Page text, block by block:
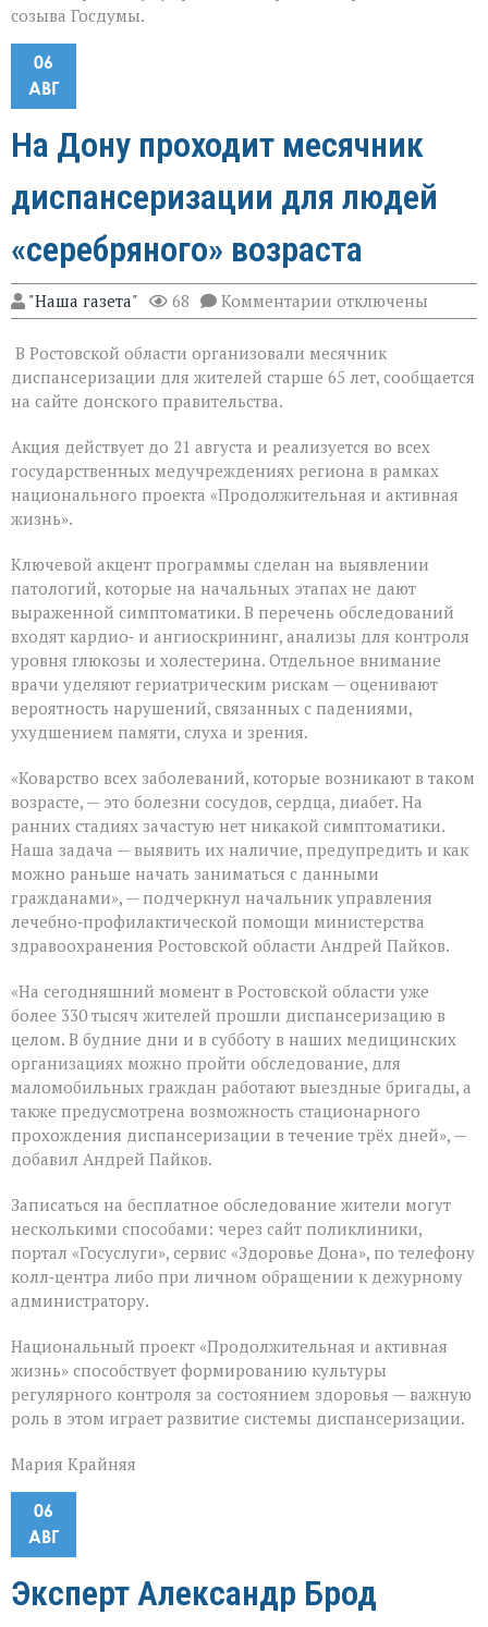
созыва Госдумы.
06
АВГ
На Дону проходит месячник
диспансеризации для людей
«серебряного» возраста
"Наша газета" 68 Комментарии к
записи
Дону
проходит
месячник
людей
«серебряного»
возраста
отключены
В Ростовской области организовали месячник
диспансеризации для жителей старше 65 лет, сообщается
на сайте донского правительства.
Акция действует до 21 августа и реализуется во всех
государственных медучреждениях региона в рамках
национального проекта «Продолжительная и активная
жизнь».
Ключевой акцент программы сделан на выявлении
патологий, которые на начальных этапах не дают
выраженной симптоматики. В перечень обследований
входят кардио‑ и ангиоскрининг, анализы для контроля
уровня глюкозы и холестерина. Отдельное внимание
врачи уделяют гериатрическим рискам — оценивают
вероятность нарушений, связанных с падениями,
ухудшением памяти, слуха и зрения.
«Коварство всех заболеваний, которые возникают в таком
возрасте, — это болезни сосудов, сердца, диабет. На
ранних стадиях зачастую нет никакой симптоматики.
Наша задача — выявить их наличие, предупредить и как
можно раньше начать заниматься с данными
гражданами», — подчеркнул начальник управления
лечебно‑профилактической помощи министерства
здравоохранения Ростовской области Андрей Пайков.
«На сегодняшний момент в Ростовской области уже
более 330 тысяч жителей прошли диспансеризацию в
целом. В будние дни и в субботу в наших медицинских
организациях можно пройти обследование, для
маломобильных граждан работают выездные бригады, а
также предусмотрена возможность стационарного
прохождения диспансеризации в течение трёх дней», —
добавил Андрей Пайков.
Записаться на бесплатное обследование жители могут
несколькими способами: через сайт поликлиники,
портал «Госуслуги», сервис «Здоровье Дона», по телефону
колл‑центра либо при личном обращении к дежурному
администратору.
Национальный проект «Продолжительная и активная
жизнь» способствует формированию культуры
регулярного контроля за состоянием здоровья — важную
роль в этом играет развитие системы диспансеризации.
Мария Крайняя
06
АВГ
Эксперт Александр Брод